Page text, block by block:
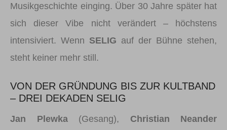
Musikgeschichte einging. Über 30 Jahre später hat
sich dieser Vibe nicht verändert – höchstens
intensiviert. Wenn SELIG auf der Bühne stehen,
steht keiner mehr still.
VON DER GRÜNDUNG BIS ZUR KULTBAND
– DREI DEKADEN SELIG
Jan Plewka(Gesang), Christian Neander